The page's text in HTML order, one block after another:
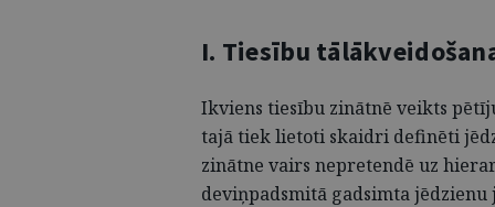
I. Tiesību
Ikviens tiesību zinātnē veikts
tajā tiek lietoti skaidri definēti
zinātne vairs nepretendē uz
deviņpadsmitā gadsimta jēdzienu